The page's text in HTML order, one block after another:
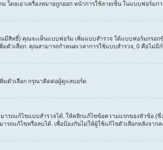
ดยเอาเครื่องหมายถูกออก หน้าการใช้ลายเซ็น ในแบบฟอร์มก
สิทธิ์) คุณจะเห็นแบบฟอร์ม เพิ่มแบบสำรวจ ใต้แบบฟอร์มกรอ
ตัวเลือก. คุณสามารถกำหนดเวลาการใช้แบบสำรวจ, 0 คือไม่
มตัวเลือก กรุณาติดต่อผู้ดูแลบอร์ด
รถแก้ไขแบบสำรวจได้. ให้คลิกแก้ไขข้อความแรกของหัวข้อ
รถแก้ไขหรือลบได้. เพื่อป้องกันไม่ให้ผู้ใช้แก้ไขตัวเลือกหลังจาก